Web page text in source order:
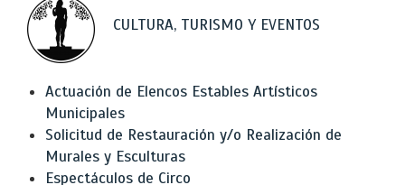
CULTURA, TURISMO Y EVENTOS
Actuación de Elencos Estables Artísticos
Municipales
Solicitud de Restauración y/o Realización de
Murales y Esculturas
Espectáculos de Circo